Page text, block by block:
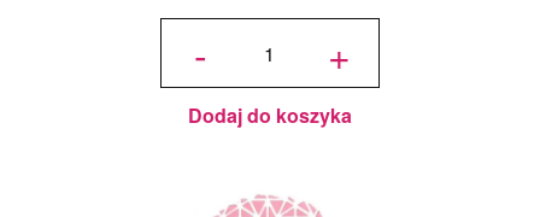
-
ilość
do
dekoracji
29,6x19,7
cm -
Rustic -
Bufet
+
Dodaj do koszyka